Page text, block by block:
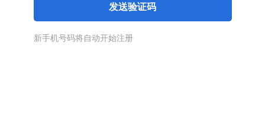
发送验证码
新手机号码将自动开始注册